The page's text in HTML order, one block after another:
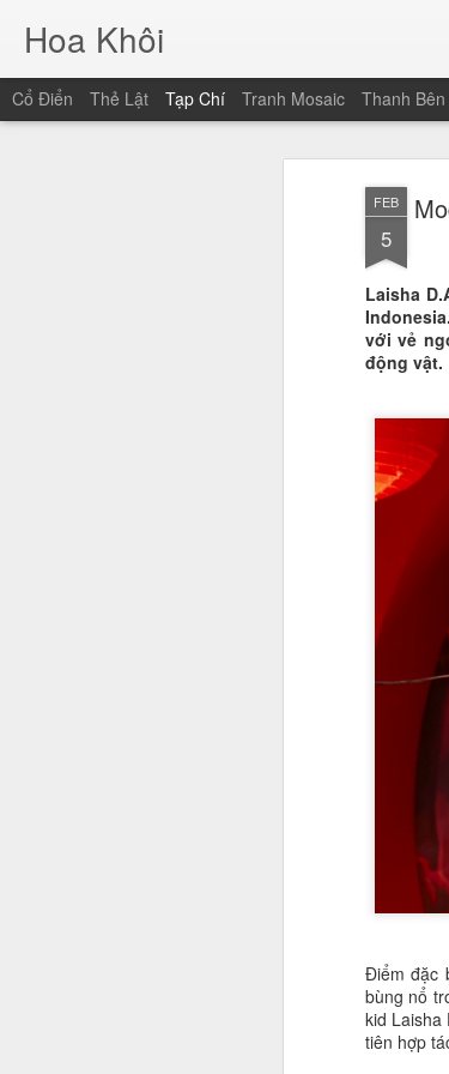
FEB
5
Laisha
với vẻ
động vật.
Điểm đặc
bùng nổ
kid Laisha
tiên hợp
Hoa Khôi
Cổ Điển Thẻ Lật Tạp Chí Tranh Mosaic Thanh Bên
Nhan sắc con
khôi bóng
Ngắm nhan sắc "cực